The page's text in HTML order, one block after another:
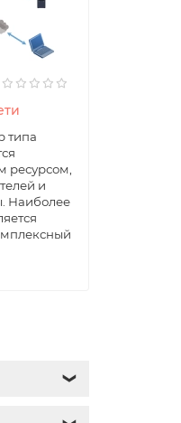
типа
ресурсом,
и
Наиболее
❯